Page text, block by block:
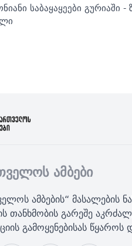
საბაყაყეები გურიაში -
ამბები
ამბების“ მასალების
თანხმობის გარეშე
გამოყენებისას